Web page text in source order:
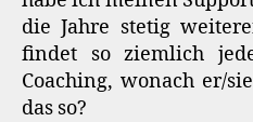
die Jahre stetig
findet so ziemlich
Coaching, wonach er/
das so?